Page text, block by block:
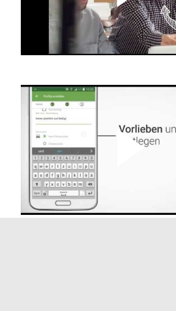
Stellvertretende
(w/m/d)
Vomp
Lehre Brief- und
Schwerpunkt
6401 Inzing
Techniker*in (w/m/d)
Instandhaltungs- &
Logistikzentrum 6134
6134 Vomp
Ausbildung LKW-